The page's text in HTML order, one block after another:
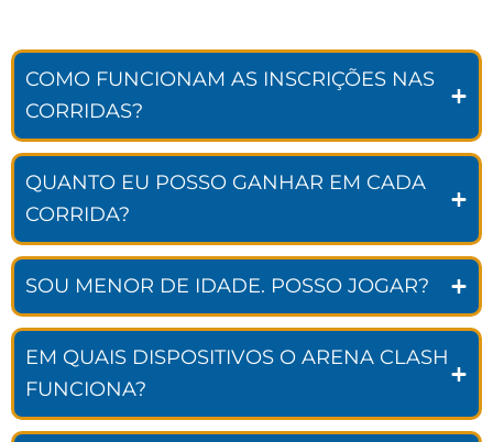
COMO FUNCIONAM AS INSCRIÇÕES NAS
CORRIDAS?
QUANTO EU POSSO GANHAR EM CADA
CORRIDA?
SOU MENOR DE IDADE. POSSO JOGAR?
EM QUAIS DISPOSITIVOS O ARENA CLASH
FUNCIONA?